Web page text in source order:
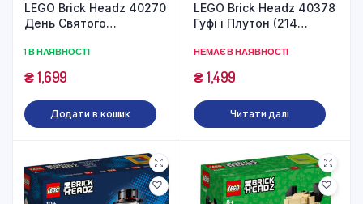
LEGO Brick Headz 40270
День Святого
(140 деталей)
1 В НАЯВНОСТІ
₴1,699
Додати в кошик
LEGO Brick Headz 40378
Гуфі і Плутон (214
НЕМАЄ В НАЯВНОСТІ
₴1,499
Читати далі